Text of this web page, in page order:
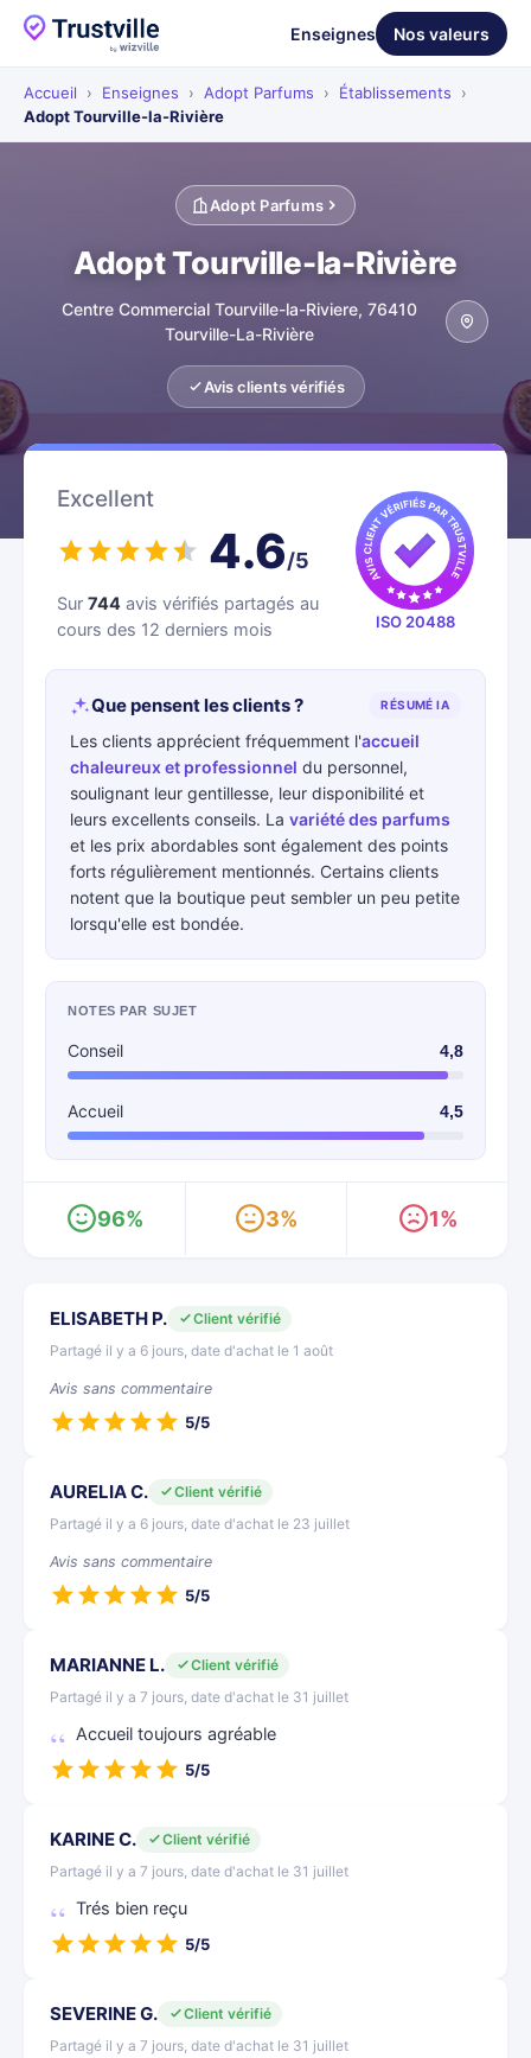
Enseignes Nos valeurs
Accueil › Enseignes › Adopt Parfums › Établissements
›
Adopt Tourville-la-Rivière
Adopt Parfums
Adopt Tourville-la-Rivière
Centre Commercial Tourville-la-Riviere, 76410
Tourville-La-Rivière
Avis clients vérifiés
Excellent
4.6/5
Sur 744 avis vérifiés partagés au
cours des 12 derniers mois
ISO 20488
Que pensent les clients ? RÉSUMÉ IA
Les clients apprécient fréquemment l'accueil
chaleureux et professionnel du personnel,
soulignant leur gentillesse, leur disponibilité et
leurs excellents conseils. La variété des parfums
et les prix abordables sont également des points
forts régulièrement mentionnés. Certains clients
notent que la boutique peut sembler un peu petite
lorsqu'elle est bondée.
NOTES PAR SUJET
Conseil 4,8
Accueil 4,5
96% 3% 1%
ELISABETH P.
Client vérifié
Partagé il y a 6 jours, date d'achat le 1 août
Avis sans commentaire
5/5
AURELIA C.
Client vérifié
Partagé il y a 6 jours, date d'achat le 23 juillet
Avis sans commentaire
5/5
MARIANNE L.
Client vérifié
Partagé il y a 7 jours, date d'achat le 31 juillet
Accueil toujours agréable
5/5
KARINE C.
Client vérifié
Partagé il y a 7 jours, date d'achat le 31 juillet
Trés bien reçu
5/5
SEVERINE G.
Client vérifié
Partagé il y a 7 jours, date d'achat le 31 juillet